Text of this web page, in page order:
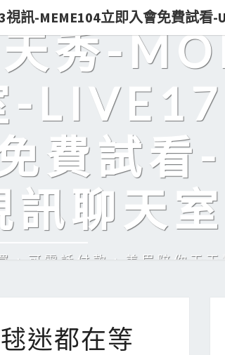
訊-MEME104立即入會免費試看-
秀-
-
費試看
訊聊天室
可電話付款，美眉陪你天天
迷都在等